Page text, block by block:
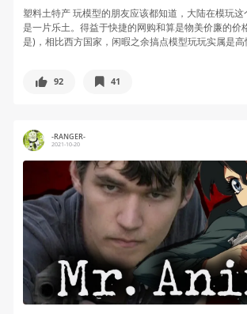
塑料土特产 玩模型的朋友应该都知道，大陆在模玩
是一片乐土。得益于快捷的网购和算是物美价廉的价
是)，相比西方国家，闲暇之余搞点模型玩玩实属是
92 41
-RANGER-
2021-10-20